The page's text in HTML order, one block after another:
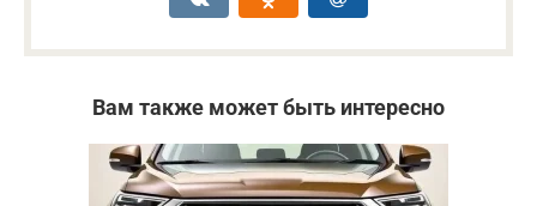
Вам также может быть интересно